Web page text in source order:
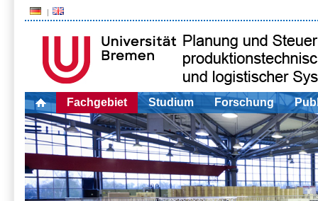
Fachgebiet Studium Forschung